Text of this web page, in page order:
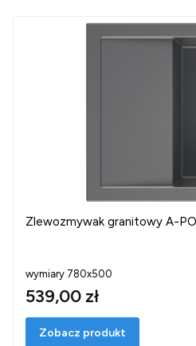
Zlewozmywak granitowy A-
wymiary 780x500
539,00 zł
Zobacz produkt